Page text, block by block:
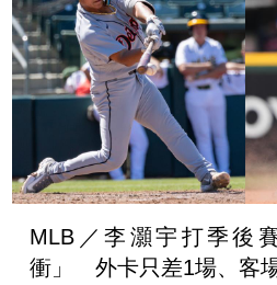
MLB／李灝宇打季後
衝」 外卡只差1場、客